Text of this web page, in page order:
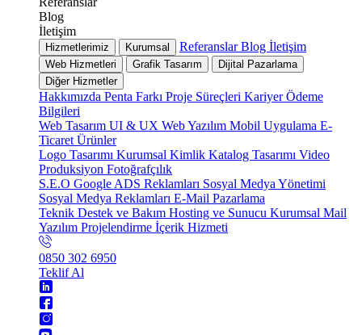
Blog
İletişim
Hizmetlerimiz Kurumsal ReferanslarBlog İletişim
Web Hizmetleri Grafik Tasarım
Dijital Pazarlama
Diğer Hizmetler
Hakkımızda Penta Farkı Proje Süreçleri KariyerÖdeme
Bilgileri
Web Tasarım UI & UX Web Yazılım Mobil Uygulama E-
Ticaret Ürünler
Logo Tasarımı Kurumsal Kimlik Katalog Tasarımı Video
Produksiyon Fotoğrafçılık
S.E.O Google ADS Reklamları Sosyal Medya Yönetimi
Sosyal Medya Reklamları E-Mail Pazarlama
Teknik Destek ve Bakım Hosting ve Sunucu Kurumsal Mail
Yazılım Projelendirme İçerik Hizmeti
0850 302 6950
Teklif Al